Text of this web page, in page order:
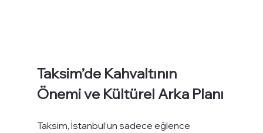
Taksim’de Kahvaltının
Önemi ve Kültürel Arka Planı
Taksim, İstanbul’un sadece eğlence